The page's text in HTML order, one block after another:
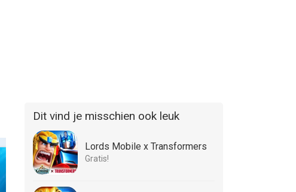
Dit vind je misschien ook leuk
Lords Mobile x Transformers
Gratis!